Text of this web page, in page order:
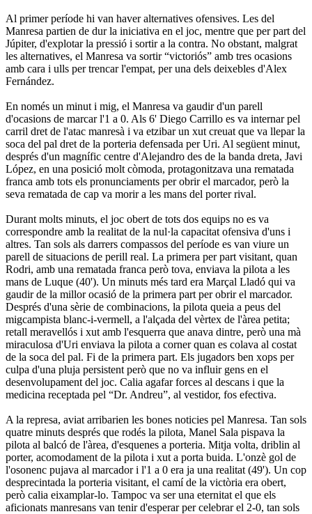
Al primer període hi van haver alternatives ofensives. Les del
Manresa partien de dur la iniciativa en el joc, mentre que per part del
Júpiter, d'explotar la pressió i sortir a la contra. No obstant, malgrat
les alternatives, el Manresa va sortir “victoriós” amb tres ocasions
amb cara i ulls per trencar l'empat, per una dels deixebles d'Alex
Fernández.
En només un minut i mig, el Manresa va gaudir d'un parell
d'ocasions de marcar l'1 a 0. Als 6' Diego Carrillo es va internar pel
carril dret de l'atac manresà i va etzibar un xut creuat que va llepar la
soca del pal dret de la porteria defensada per Uri. Al següent minut,
després d'un magnífic centre d'Alejandro des de la banda dreta, Javi
López, en una posició molt còmoda, protagonitzava una rematada
franca amb tots els pronunciaments per obrir el marcador, però la
seva rematada de cap va morir a les mans del porter rival.
Durant molts minuts, el joc obert de tots dos equips no es va
correspondre amb la realitat de la nul·la capacitat ofensiva d'uns i
altres. Tan sols als darrers compassos del període es van viure un
parell de situacions de perill real. La primera per part visitant, quan
Rodri, amb una rematada franca però tova, enviava la pilota a les
mans de Luque (40'). Un minuts més tard era Marçal Lladó qui va
gaudir de la millor ocasió de la primera part per obrir el marcador.
Després d'una sèrie de combinacions, la pilota queia a peus del
migcampista blanc-i-vermell, a l'alçada del vèrtex de l'àrea petita;
retall meravellós i xut amb l'esquerra que anava dintre, però una mà
miraculosa d'Uri enviava la pilota a corner quan es colava al costat
de la soca del pal. Fi de la primera part. Els jugadors ben xops per
culpa d'una pluja persistent però que no va influir gens en el
desenvolupament del joc. Calia agafar forces al descans i que la
medicina receptada pel “Dr. Andreu”, al vestidor, fos efectiva.
A la represa, aviat arribarien les bones noticies pel Manresa. Tan sols
quatre minuts després que rodés la pilota, Manel Sala pispava la
pilota al balcó de l'àrea, d'esquenes a porteria. Mitja volta, driblin al
porter, acomodament de la pilota i xut a porta buida. L'onzè gol de
l'osonenc pujava al marcador i l'1 a 0 era ja una realitat (49'). Un cop
desprecintada la porteria visitant, el camí de la victòria era obert,
però calia eixamplar-lo. Tampoc va ser una eternitat el que els
aficionats manresans van tenir d'esperar per celebrar el 2-0, tan sols